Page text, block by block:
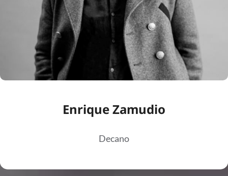
Enrique Zamudio
Decano